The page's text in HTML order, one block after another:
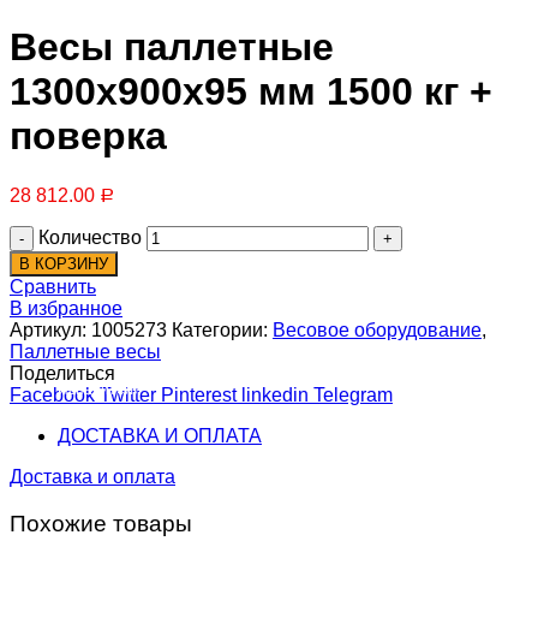
Испарители
Весы паллетные
1300х900х95 мм 1500 кг +
поверка
28 812.00 Р
Количество
В КОРЗИНУ
Сравнить
В избранное
Артикул: 1005273 Категории: Весовое оборудование,
Паллетные весы
Поделиться
Facebook Twitter Pinterest linkedin Telegram
ДОСТАВКА И ОПЛАТА
Доставка и оплата
Похожие товары